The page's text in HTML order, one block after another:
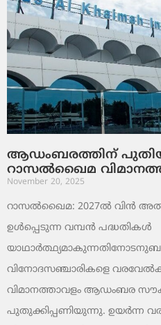
ആഡംബരത്തിന്
റാസൽഖൈമ
November 20, 2025
റാസൽഖൈമ: 2027ൽ വിൻ
ഉൾപ്പെടുന്ന വമ്പൻ പദ്ധതികൾ
വിനോദസഞ്ചാരികളെ
വിമാനത്താവളം ആഡംബര
പുതുക്കിപ്പണിയുന്നു. ഉയർന്ന